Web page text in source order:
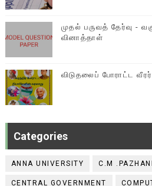
முதல் பருவத் தேர்வு -
வினாத்தாள்
விடுதலைப் போராட்ட
Categories
ANNA UNIVERSITY C.M
CENTRAL GOVERNMENT